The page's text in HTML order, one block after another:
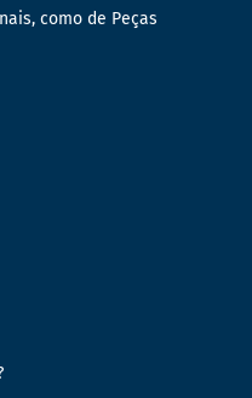
como de Peças